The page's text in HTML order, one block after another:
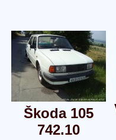
Škoda 105
742.10